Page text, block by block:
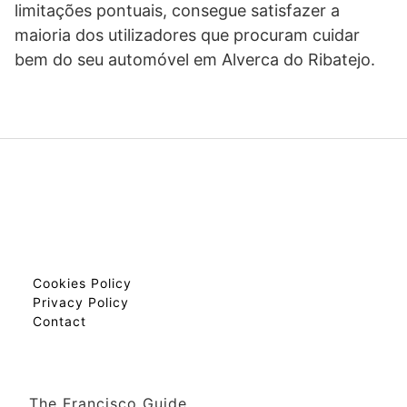
limitações pontuais, consegue satisfazer a
maioria dos utilizadores que procuram cuidar
bem do seu automóvel em Alverca do Ribatejo.
Cookies Policy
Privacy Policy
Contact
The Francisco Guide